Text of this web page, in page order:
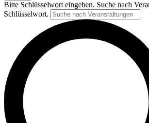
Bitte Schlüsselwort eingeben. Suche nach
Schlüsselwort.